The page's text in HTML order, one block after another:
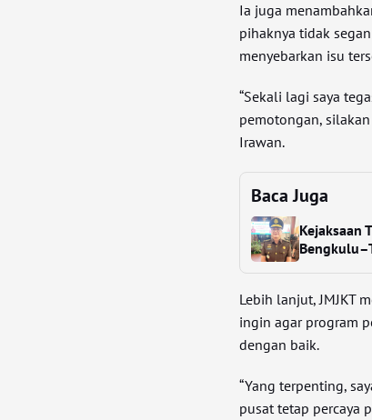
Ia juga
pihaknya tidak
menyebarkan isu
“Sekali lagi saya
pemotongan,
Irawan.
Baca Juga
Kejaksaan
Lebih lanjut, JMJKT
ingin agar program
dengan baik.
“Yang terpenting,
pusat tetap percaya